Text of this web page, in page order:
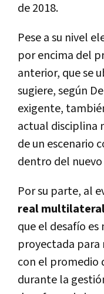
de 2018.
Pese a su nivel
por encima del
anterior, que se
sugiere, según
exigente,
actual disciplina
de un escenario
dentro del
Por su parte, al
real
que el desafío
proyectada para
con el promedio
durante la